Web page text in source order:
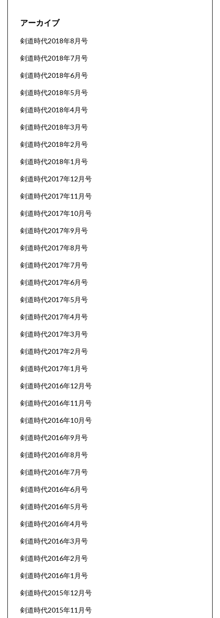
アーカイブ
剣道時代2018年8月号
剣道時代2018年7月号
剣道時代2018年6月号
剣道時代2018年5月号
剣道時代2018年4月号
剣道時代2018年3月号
剣道時代2018年2月号
剣道時代2018年1月号
剣道時代2017年12月号
剣道時代2017年11月号
剣道時代2017年10月号
剣道時代2017年9月号
剣道時代2017年8月号
剣道時代2017年7月号
剣道時代2017年6月号
剣道時代2017年5月号
剣道時代2017年4月号
剣道時代2017年3月号
剣道時代2017年2月号
剣道時代2017年1月号
剣道時代2016年12月号
剣道時代2016年11月号
剣道時代2016年10月号
剣道時代2016年9月号
剣道時代2016年8月号
剣道時代2016年7月号
剣道時代2016年6月号
剣道時代2016年5月号
剣道時代2016年4月号
剣道時代2016年3月号
剣道時代2016年2月号
剣道時代2016年1月号
剣道時代2015年12月号
剣道時代2015年11月号